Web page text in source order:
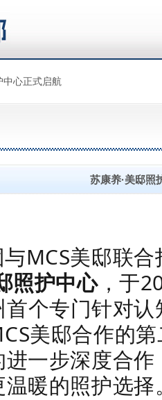
中心正式启航
苏康养·美邸照
MCS美邸联
照护中心，于
个专门针对
美邸合作的
一步深度合
暖的照护选择